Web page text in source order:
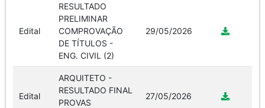
Edital
RESULTADO
PRELIMINAR
COMPROVAÇÃO
DE TÍTULOS -
ENG. CIVIL (2)
29/05/2026
Edital
ARQUITETO -
RESULTADO FINAL
PROVAS
27/05/2026